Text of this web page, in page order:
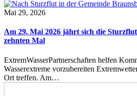
Mai 29, 2026
Am 29. Mai 2026 jährt sich die
zehnten Mal
ExtremWasserPartnerschaften helfen
Wasserextreme vorzubereiten
Ort treffen. Am…